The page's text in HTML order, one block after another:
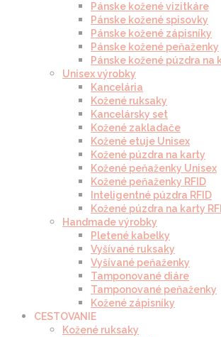
Pánske kožené vizitkáre
Pánske kožené spisovky
Pánske kožené zápisníky
Pánske kožené peňaženky
Pánske kožené púzdra na
Unisex výrobky
Kancelária
Kožené ruksaky
Kancelársky set
Kožené zakladače
Kožené etuje Unisex
Kožené púzdra na karty
Kožené peňaženky Unisex
Kožené peňaženky RFID
Inteligentné púzdra RFID
Kožené púzdra na karty
Handmade výrobky
Pletené kabelky
Vyšívané ruksaky
Vyšívané peňaženky
Tamponované diáre
Tamponované peňaženky
Kožené zápisníky
CESTOVANIE
Kožené ruksaky